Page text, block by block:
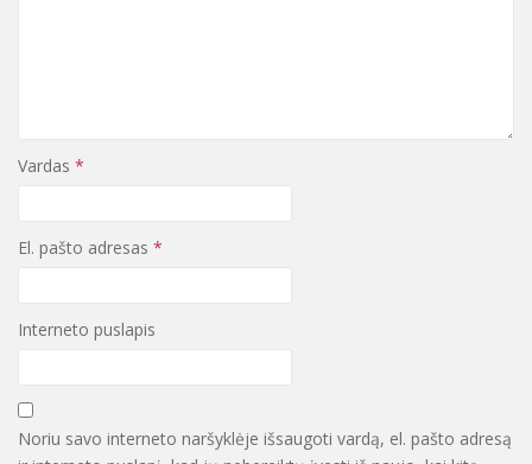
Vardas *
El. pašto adresas *
Interneto puslapis
Noriu savo interneto naršyklėje išsaugoti vardą, el. pašto adresą